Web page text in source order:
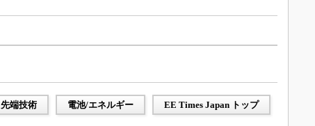
先端技術 電池/エネルギー EE Times Japan トップ